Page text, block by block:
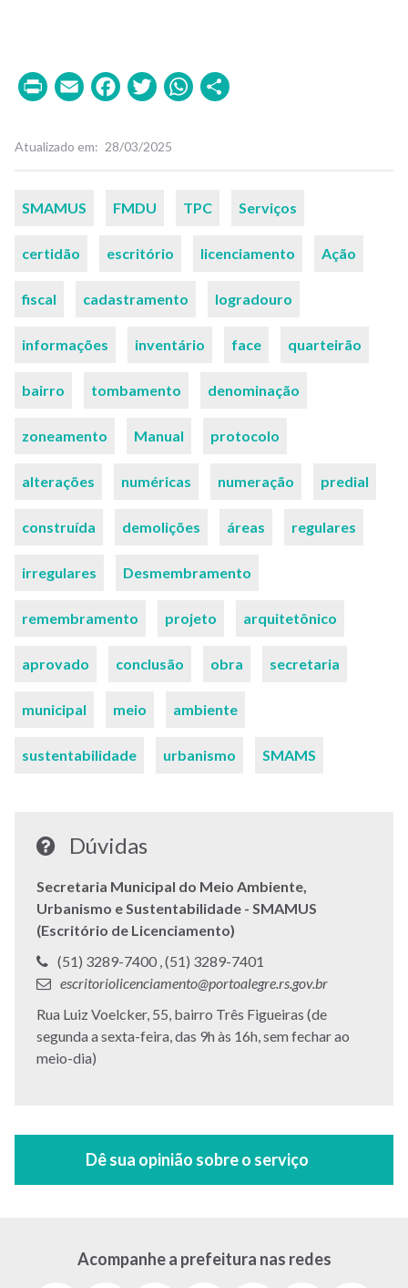
PrintEmailFacebook
TwitterWhatsApp
Atualizado em 28/03/2025
Palavras-
SMAMUS FMDU TPC Serviços
certidão escritório licenciamento Ação
fiscal cadastramento logradouro
informações inventário face quarteirão
bairro tombamento denominação
zoneamento Manual protocolo
alterações numéricas numeração predial
construída demolições áreas regulares
irregulares Desmembramento
remembramento projeto arquitetônico
aprovado conclusão obra secretaria
municipal meio ambiente
sustentabilidade urbanismo SMAMS
Dúvidas
Secretaria Municipal do Meio Ambiente,
Urbanismo e Sustentabilidade - SMAMUS
(Escritório de Licenciamento)
Telefone:
(51) 3289-7400 ,Telefone:
(51) 3289-7401
E-
escritoriolicenciamento@portoalegre.rs.gov.br
Endereço:
Rua Luiz Voelcker, 55, bairro Três Figueiras (de
segunda a sexta-feira, das 9h às 16h, sem fechar ao
meio-dia)
Acompanhe a prefeitura nas redes